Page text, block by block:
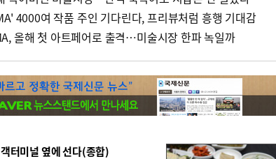
4000여 작품 주인 기다린다, 프리뷰처럼 흥행 기대감
올해 첫 아트페어로 출격…미술시장 한파 녹일까
터미널 옆에 선다(종합)